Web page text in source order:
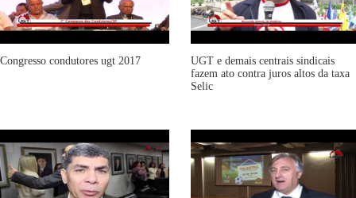
Congresso condutores ugt 2017
UGT e demais centrais sindicais
fazem ato contra juros altos da taxa
Selic